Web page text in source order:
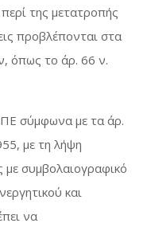
της μετατροπής
προβλέπονται στα
όπως το άρ. 66 ν.
σύμφωνα με τα άρ.
με τη λήψη
συμβολαιογραφικό
και
να